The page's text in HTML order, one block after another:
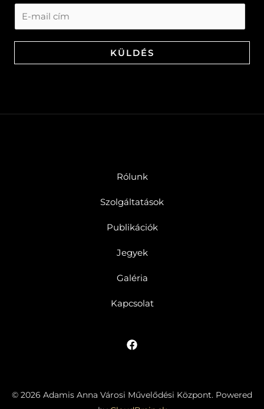
KÜLDÉS
Rólunk
Szolgáltatások
Publikációk
Jegyek
Galéria
Kapcsolat
© 2026 Adamis Anna Városi Művelődési Központ. Powered